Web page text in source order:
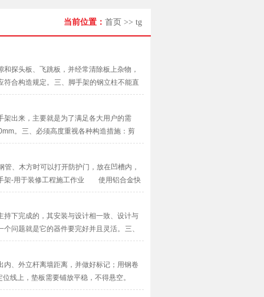
当前位置： 首页 >> tg
探头板、飞跳板，并经常清除板上杂物，
合构造规定。 三、脚手架的钢立柱不能直
···
出来，主要就是为了满足各大用户的需
。 三、必须高度重视各种构造措施：剪
、木方时可以打开防护门，放在凹槽内，
手架-用于装修工程施工作业 使用铝合金快
下完成的，其安装与设计相一致、设计与
问题就是它的器件要完好并且灵活。 三、
···
、外立杆离墙距离，并做好标记；用钢卷
线上，垫板需要铺放平稳，不得悬空。
架（由···